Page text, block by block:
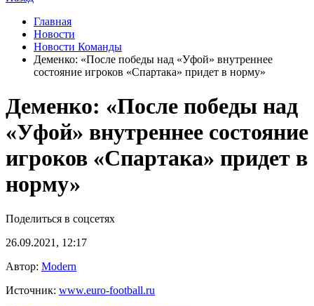
Главная
Новости
Новости Команды
Деменко: «После победы над «Уфой» внутреннее
состояние игроков «Спартака» придет в норму»
Деменко: «После победы над
«Уфой» внутреннее состояние
игроков «Спартака» придет в
норму»
Поделиться в соцсетях
26.09.2021, 12:17
Автор: Modern
Источник: www.euro-football.ru